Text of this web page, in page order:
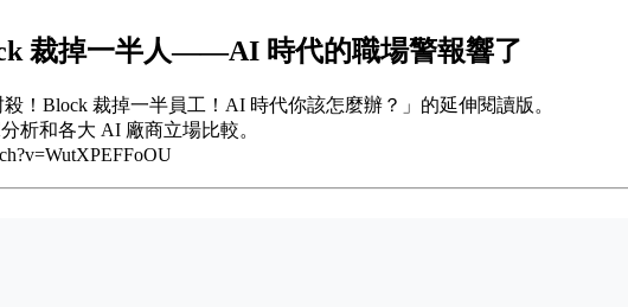
裁掉一半人——AI 時代的職場警報響了
！Block 裁掉一半員工！AI 時代你該怎麼辦？」的延伸閱讀版。
析和各大 AI 廠商立場比較。